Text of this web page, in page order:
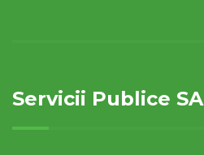
Servicii Publice SA